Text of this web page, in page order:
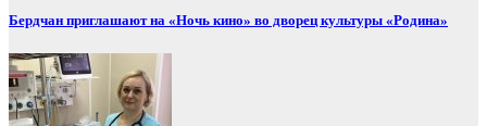
Бердчан приглашают на «Ночь кино» во дворец культуры «Родина»